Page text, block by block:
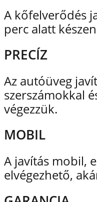
A kőfelverődés
perc alatt
PRECÍZ
Az autóüveg
szerszámokkal
végezzük.
MOBIL
A javítás mobil,
elvégezhető,